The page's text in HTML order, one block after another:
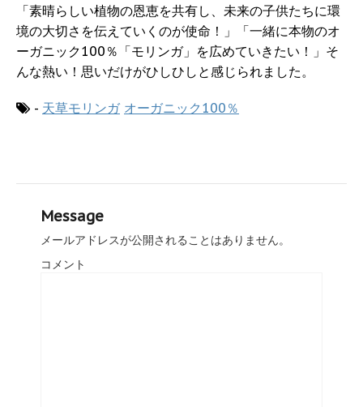
「素晴らしい植物の恩恵を共有し、未来の子供たちに環
境の大切さを伝えていくのが使命！」「一緒に本物のオ
ーガニック100％「モリンガ」を広めていきたい！」そ
んな熱い！思いだけがひしひしと感じられました。
- 天草モリンガ オーガニック100％
Message
メールアドレスが公開されることはありません。
コメント